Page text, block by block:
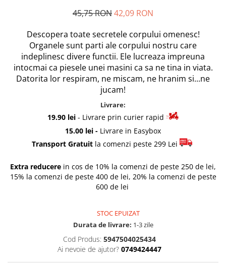
Monitoare Video Bebelusi
Aspiratoare Nazale
Genunchiere Bebelusi
Jocuri si Jucarii
Jucarii Baieti
Arme de jucarie
Masinute
Paw Patrol/ Patrula Catelusilor
Philips
Pampers
Pretty Pinky
Thomas and Friends
Sparkle Girlz
Stumble Guys
45,75 RON42,09 RON
Descopera toate secretele corpului omenesc!
Organele sunt parti ale corpului nostru care
indeplinesc divere functii. Ele lucreaza impreuna
intocmai ca piesele unei masini ca sa ne tina in viata.
Datorita lor respiram, ne miscam, ne hranim si...ne
jucam!
Livrare:
19.90 lei - Livrare prin curier rapid
15.00 lei - Livrare in Easybox
Transport Gratuit la comenzi peste 299 Lei
Extra reducere in cos de 10% la comenzi de peste 250 de lei,
15% la comenzi de peste 400 de lei, 20% la comenzi de peste
600 de lei
STOC EPUIZAT
Durata de livrare: 1-3 zile
Cod Produs: 5947504025434
Ai nevoie de ajutor? 0749424447